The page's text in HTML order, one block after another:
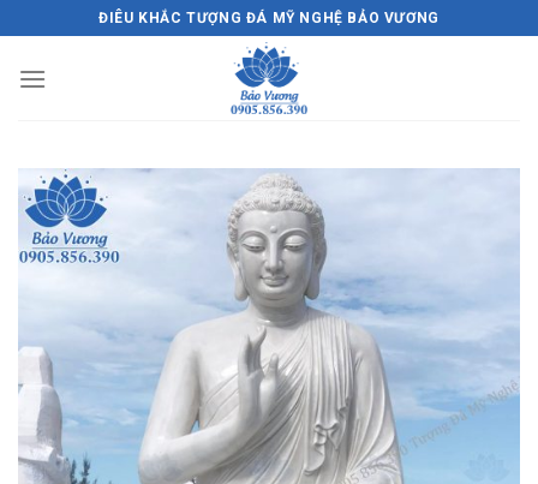
to
content
ĐIÊU KHẮC TƯỢNG ĐÁ MỸ NGHỆ BẢO VƯƠNG